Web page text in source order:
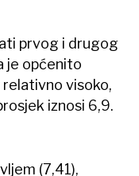
prvog i drugog
je općenito
visoko,
iznosi 6,9.
(7,41),